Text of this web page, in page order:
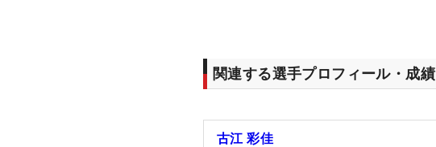
関連する選手プロフィール・成績
古江 彩佳